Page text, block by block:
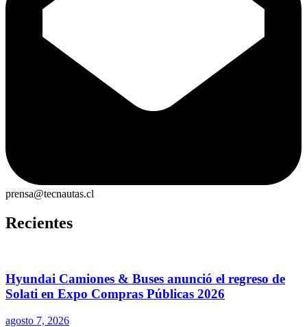
prensa@tecnautas.cl
Recientes
Hyundai Camiones & Buses anunció el regreso de
Solati en Expo Compras Públicas 2026
agosto 7, 2026